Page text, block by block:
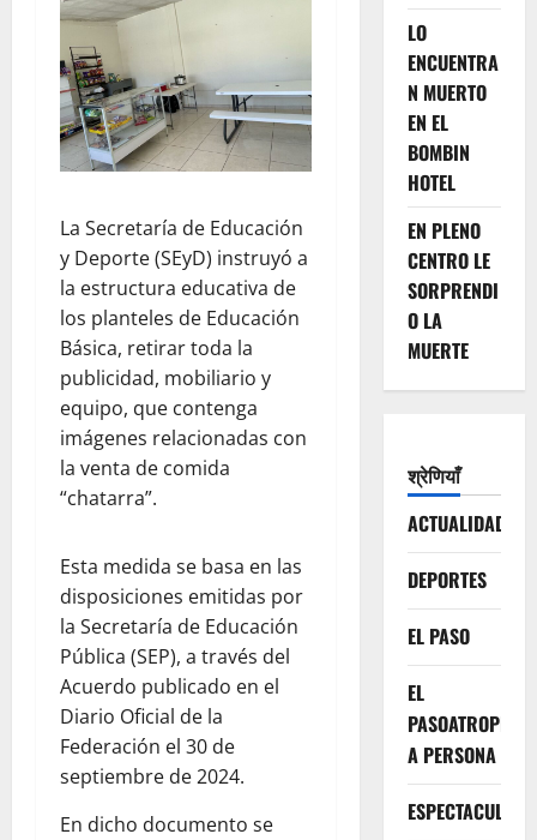
La Secretaría de Educación
y Deporte (SEyD) instruyó a
la estructura educativa de
los planteles de Educación
Básica, retirar toda la
publicidad, mobiliario y
equipo, que contenga
imágenes relacionadas con
la venta de comida
“chatarra”.
Esta medida se basa en las
disposiciones emitidas por
la Secretaría de Educación
Pública (SEP), a través del
Acuerdo publicado en el
Diario Oficial de la
Federación el 30 de
septiembre de 2024.
En dicho documento se
LO
ENCUENTRA
N MUERTO
EN EL
BOMBIN
HOTEL
EN PLENO
CENTRO LE
SORPRENDI
O LA
MUERTE
श्रेणियाँ
ACTUALIDAD
DEPORTES
EL PASO
EL
A PERSONA
ESPECTACULOS